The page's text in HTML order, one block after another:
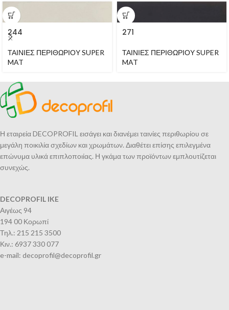
244
ΤΑΙΝΙΕΣ ΠΕΡΙΘΩΡΙΟΥ SUPER
MAT
271
ΤΑΙΝΙΕΣ ΠΕΡΙΘΩΡΙΟΥ SUPER
MAT
Η εταιρεία DECOPROFIL εισάγει και διανέμει ταινίες περιθωρίου σε
μεγάλη ποικιλία σχεδίων και χρωμάτων. Διαθέτει επίσης επιλεγμένα
επώνυμα υλικά επιπλοποιίας. Η γκάμα των προϊόντων εμπλουτίζεται
συνεχώς.
DECOPROFIL IKE
Αιγέως 94
194 00 Κορωπί
Τηλ.: 215 215 3500
Κιν.: 6937 330 077
e-mail: decoprofil@decoprofil.gr